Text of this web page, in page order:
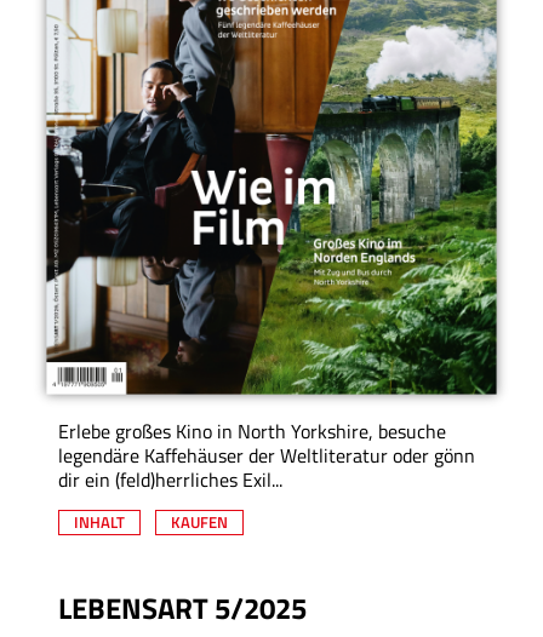
Erlebe großes Kino in North Yorkshire, besuche
legendäre Kaffehäuser der Weltliteratur oder gönn
dir ein (feld)herrliches Exil...
INHALT KAUFEN
LEBENSART 5/2025